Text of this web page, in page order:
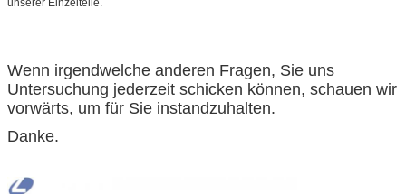
unserer Einzelteile.
Wenn irgendwelche anderen Fragen, Sie uns
Untersuchung jederzeit schicken können, schauen wir
vorwärts, um für Sie instandzuhalten.
Danke.